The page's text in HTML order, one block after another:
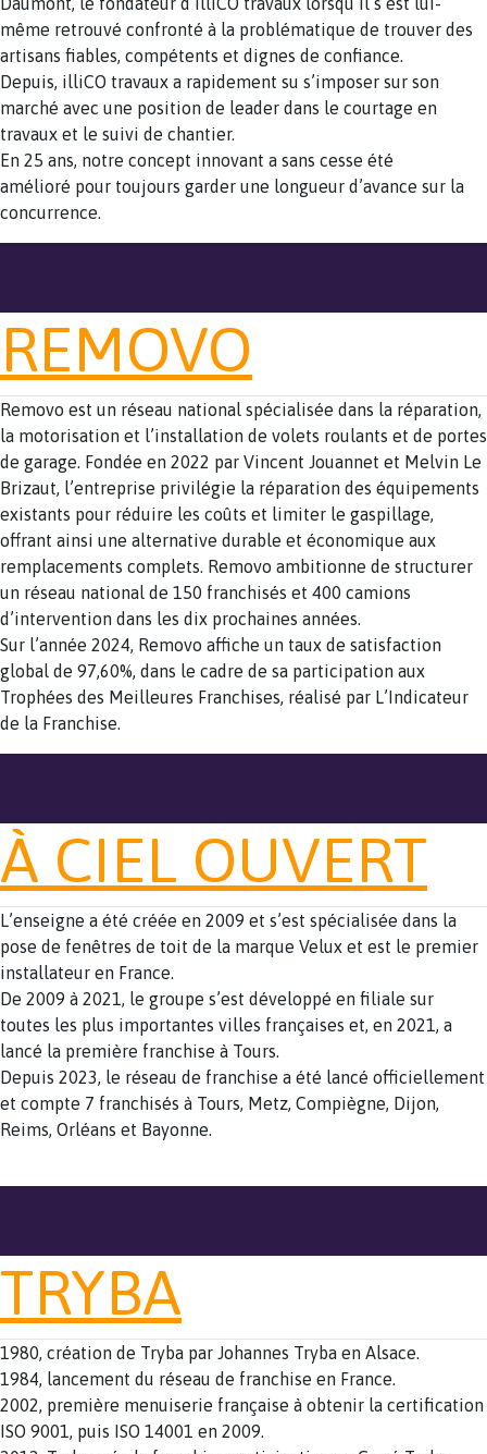
même retrouvé confronté à la problématique de trouver des
artisans fiables, compétents et dignes de confiance.
Depuis, illiCO travaux a rapidement su s’imposer sur son
marché avec une position de leader dans le courtage en
travaux et le suivi de chantier.
En 25 ans, notre concept innovant a sans cesse été
amélioré pour toujours garder une longueur d’avance sur la
concurrence.
REMOVO
Removo est un réseau national spécialisée dans la réparation,
la motorisation et l’installation de volets roulants et de portes
de garage. Fondée en 2022 par Vincent Jouannet et Melvin Le
Brizaut, l’entreprise privilégie la réparation des équipements
existants pour réduire les coûts et limiter le gaspillage,
offrant ainsi une alternative durable et économique aux
remplacements complets. Removo ambitionne de structurer
un réseau national de 150 franchisés et 400 camions
d’intervention dans les dix prochaines années.
Sur l’année 2024, Removo affiche un taux de satisfaction
global de 97,60%, dans le cadre de sa participation aux
Trophées des Meilleures Franchises, réalisé par L’Indicateur
de la Franchise.
À CIEL OUVERT
L’enseigne a été créée en 2009 et s’est spécialisée dans la
pose de fenêtres de toit de la marque Velux et est le premier
installateur en France.
De 2009 à 2021, le groupe s’est développé en filiale sur
toutes les plus importantes villes françaises et, en 2021, a
lancé la première franchise à Tours.
Depuis 2023, le réseau de franchise a été lancé officiellement
et compte 7 franchisés à Tours, Metz, Compiègne, Dijon,
Reims, Orléans et Bayonne.
TRYBA
1980, création de Tryba par Johannes Tryba en Alsace.
1984, lancement du réseau de franchise en France.
2002, première menuiserie française à obtenir la certification
ISO 9001, puis ISO 14001 en 2009.